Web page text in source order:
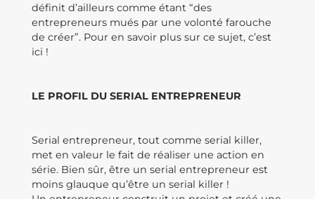
définit d’ailleurs comme étant “des
entrepreneurs mués par une volonté farouche
de créer”. Pour en savoir plus sur ce sujet, c’est
ici !
LE PROFIL DU SERIAL ENTREPRENEUR
Serial entrepreneur, tout comme serial killer,
met en valeur le fait de réaliser une action en
série. Bien sûr, être un serial entrepreneur est
moins glauque qu’être un serial killer !